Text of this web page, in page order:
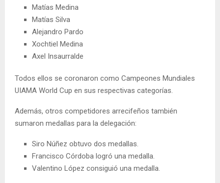
Matías Medina
Matías Silva
Alejandro Pardo
Xochtiel Medina
Axel Insaurralde
Todos ellos se coronaron como Campeones Mundiales
UIAMA World Cup en sus respectivas categorías.
Además, otros competidores arrecifeños también
sumaron medallas para la delegación:
Siro Núñez obtuvo dos medallas.
Francisco Córdoba logró una medalla.
Valentino López consiguió una medalla.